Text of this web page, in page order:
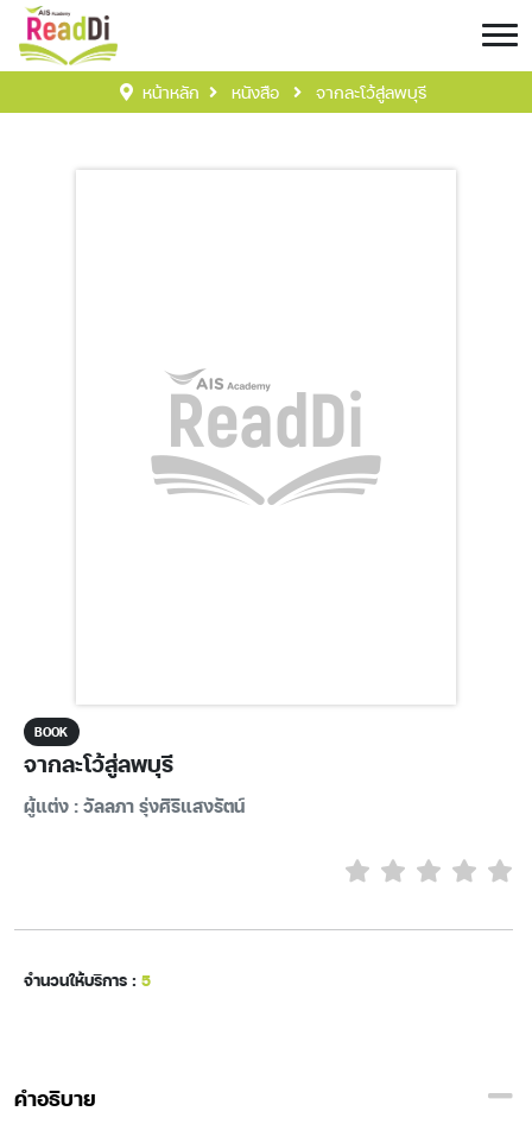
หน้าหลัก หนังสือ จากละโว้สู่ลพบุรี
BOOK
จากละโว้สู่ลพบุรี
ผู้แต่ง : วัลลภา รุ่งศิริแสงรัตน์
จำนวนให้บริการ : 5
คำอธิบาย